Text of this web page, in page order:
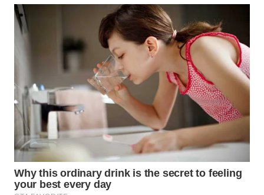
NIAS
WN
TAPANULI
SELATAN
WN
TANJUNG
LESUNG